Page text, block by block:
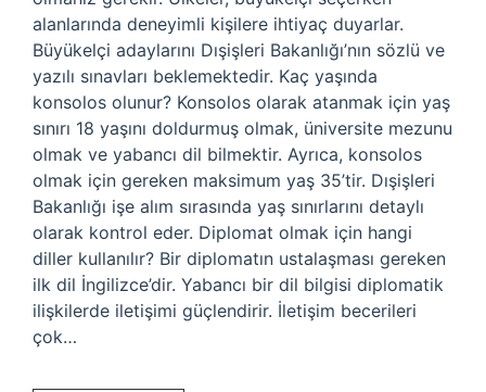
alanlarında deneyimli kişilere ihtiyaç duyarlar.
Büyükelçi adaylarını Dışişleri Bakanlığı’nın sözlü ve
yazılı sınavları beklemektedir. Kaç yaşında
konsolos olunur? Konsolos olarak atanmak için yaş
sınırı 18 yaşını doldurmuş olmak, üniversite mezunu
olmak ve yabancı dil bilmektir. Ayrıca, konsolos
olmak için gereken maksimum yaş 35’tir. Dışişleri
Bakanlığı işe alım sırasında yaş sınırlarını detaylı
olarak kontrol eder. Diplomat olmak için hangi
diller kullanılır? Bir diplomatın ustalaşması gereken
ilk dil İngilizce’dir. Yabancı bir dil bilgisi diplomatik
ilişkilerde iletişimi güçlendirir. İletişim becerileri
çok…